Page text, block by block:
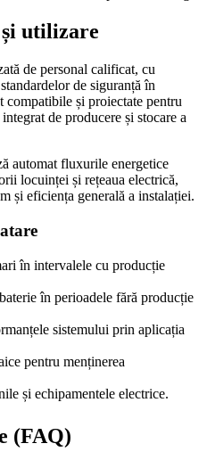
utilizare
de personal calificat, cu
de siguranță în
compatibile și proiectate pentru
de producere și stocare a
automat fluxurile energetice
locuinței și rețeaua electrică,
și eficiența generală a instalației.
în intervalele cu producție
în perioadele fără producție
sistemului prin aplicația
pentru menținerea
și echipamentele electrice.
(FAQ)